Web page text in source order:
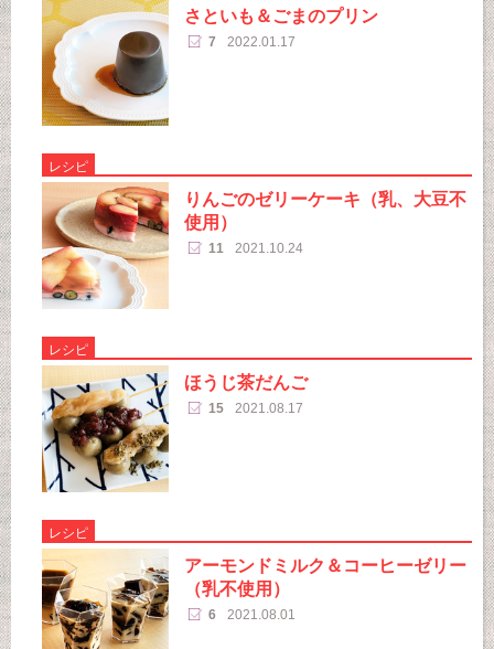
さといも＆ごまのプリン
7 2022.01.17
レシピ
りんごのゼリーケーキ（乳、大豆不
使用）
11 2021.10.24
レシピ
ほうじ茶だんご
15 2021.08.17
レシピ
アーモンドミルク＆コーヒーゼリー
（乳不使用）
6 2021.08.01